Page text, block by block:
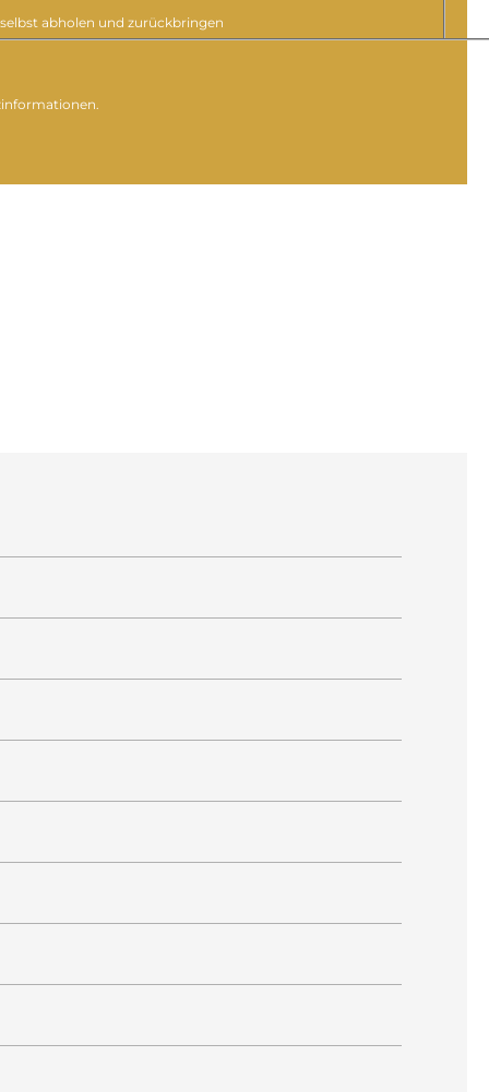
selbst abholen und zurückbringen